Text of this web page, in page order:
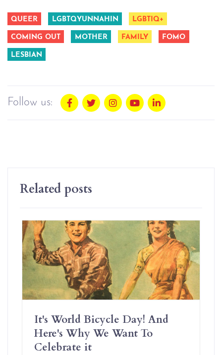
QUEER LGBTQYUNNAHIN LGBTIQ+
COMING OUT MOTHER FAMILY FOMO
LESBIAN
Follow us:
Related posts
It's World Bicycle Day! And
Here's Why We Want To
Celebrate it